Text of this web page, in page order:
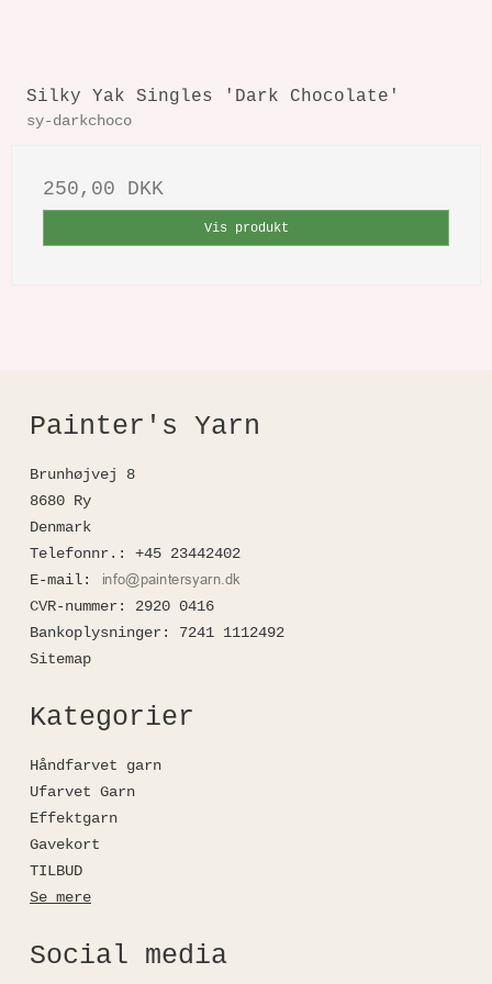
Silky Yak Singles 'Dark Chocolate'
sy-darkchoco
250,00 DKK
Vis produkt
Painter's Yarn
Brunhøjvej 8
8680 Ry
Denmark
Telefonnr. :
+45 23442402
E-mail:
CVR-nummer:
2920 0416
Bankoplysninger:
7241 1112492
Sitemap
Kategorier
Håndfarvet garn
Ufarvet Garn
Effektgarn
Gavekort
TILBUD
Se mere
Social media